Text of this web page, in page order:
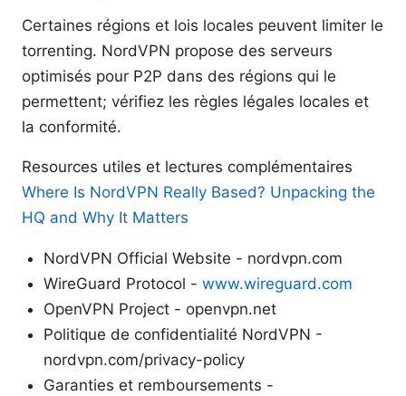
Certaines régions et lois locales peuvent limiter le
torrenting. NordVPN propose des serveurs
optimisés pour P2P dans des régions qui le
permettent; vérifiez les règles légales locales et
la conformité.
Resources utiles et lectures complémentaires
Where Is NordVPN Really Based? Unpacking the
HQ and Why It Matters
NordVPN Official Website - nordvpn.com
WireGuard Protocol - www.wireguard.com
OpenVPN Project - openvpn.net
Politique de confidentialité NordVPN -
nordvpn.com/privacy-policy
Garanties et remboursements -